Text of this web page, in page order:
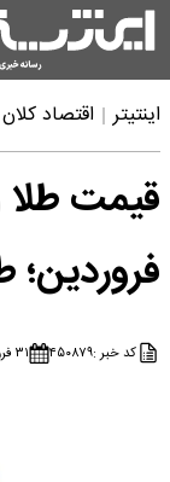
اینتیتر اقتصاد کلان
کد خبر :۴۵۰۸۷۹ ۳۱ فروردین ۱۴۰۵ - ۲۲:۴۵